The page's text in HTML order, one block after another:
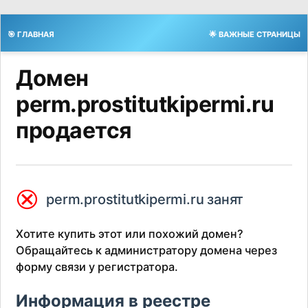
🎯 ГЛАВНАЯ 🌟 ВАЖНЫЕ СТРАНИЦЫ
Домен
perm.prostitutkipermi.ru
продается
⮿ perm.prostitutkipermi.ru занят
Хотите купить этот или похожий домен?
Обращайтесь к администратору домена через
форму связи у регистратора.
Информация в реестре